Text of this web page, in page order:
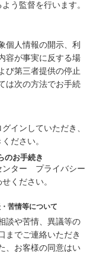
う監督を行います。
個人情報の開示、利
容が事実に反する場
び第三者提供の停止
は次の方法でお手続
インしていただき、
ださい。
のお手続き
ンター プライバシー
ください。
苦情等について
談や苦情、異議等の
までご連絡いただき
、お客様の同意はい